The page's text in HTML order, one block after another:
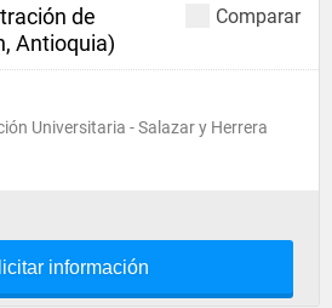
Comparar
de
Antioquia)
Universitaria - Salazar y Herrera
información